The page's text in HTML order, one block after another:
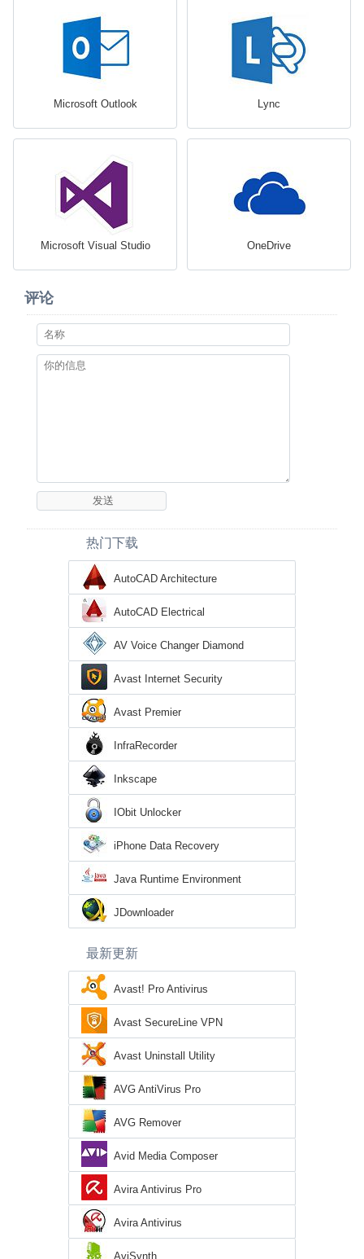
Microsoft Outlook Lync
Microsoft Visual Studio OneDrive
评论
热门下载
AutoCAD Architecture
AutoCAD Electrical
AV Voice Changer Diamond
Avast Internet Security
Avast Premier
InfraRecorder
Inkscape
IObit Unlocker
iPhone Data Recovery
Java Runtime Environment
JDownloader
最新更新
Avast! Pro Antivirus
Avast SecureLine VPN
Avast Uninstall Utility
AVG AntiVirus Pro
AVG Remover
Avid Media Composer
Avira Antivirus Pro
Avira Antivirus
AviSynth